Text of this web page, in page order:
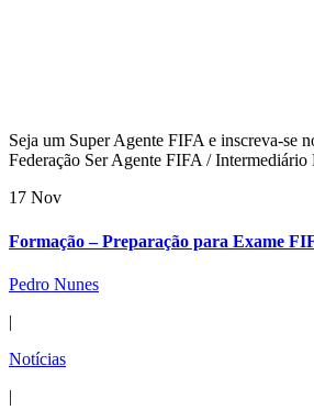
Seja um Super Agente FIFA e inscreva-se
Federação Ser Agente FIFA / Intermediário
17 Nov
Formação – Preparação para Exame
Pedro Nunes
|
Notícias
|